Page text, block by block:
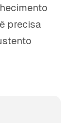
precisa